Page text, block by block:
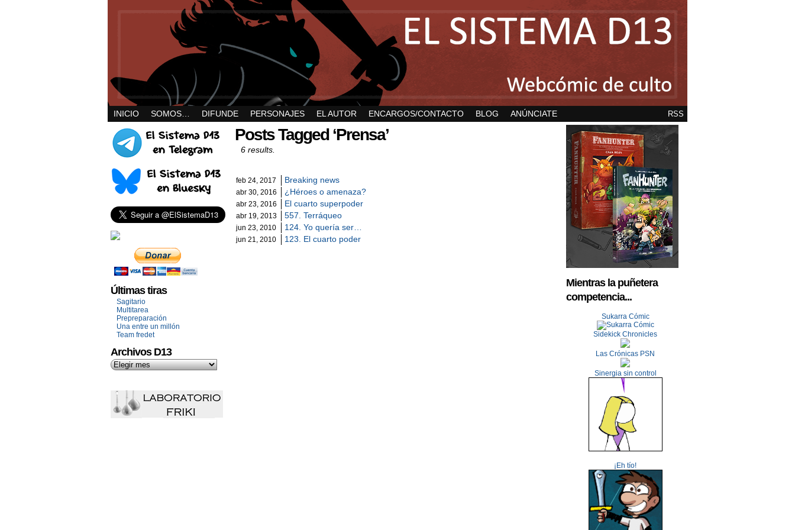
RSS
INICIO SOMOS… DIFUNDE PERSONAJES EL AUTOR ENCARGOS/CONTACTO BLOG ANÚNCIATE
Últimas tiras
Sagitario
Multitarea
Prepreparación
Una entre un millón
Team fredet
Archivos D13
Posts Tagged ‘Prensa’
6 results.
feb 24, 2017 Breaking news
abr 30, 2016 ¿Héroes o amenaza?
abr 23, 2016 El cuarto superpoder
abr 19, 2013 557. Terráqueo
jun 23, 2010 124. Yo quería ser…
jun 21, 2010 123. El cuarto poder
Mientras la puñetera
competencia...
Sukarra Cómic
Sidekick Chronicles
Las Crónicas PSN
Sinergia sin control
¡Eh tío!